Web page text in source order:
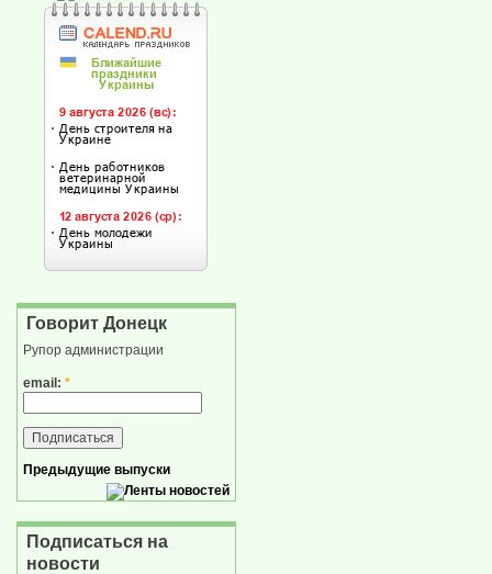
Говорит Донецк
Рупор администрации
email: *
Предыдущие выпуски
Подписаться на
новости